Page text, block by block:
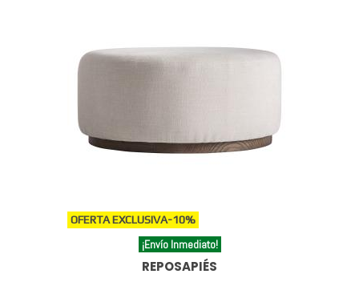
OFERTA EXCLUSIVA-10%
¡Envío Inmediato!
REPOSAPIÉS